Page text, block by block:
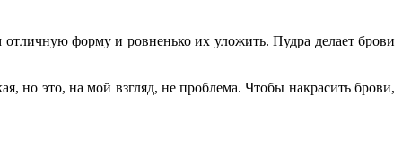
отличную форму и ровненько их уложить. Пудра делает брови
но это, на мой взгляд, не проблема. Чтобы накрасить брови,